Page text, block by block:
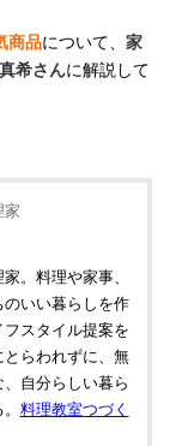
商品について、 家
希さんに解説して
家
。料理や家事、
いい暮らしを作
スタイル提案を
らわれずに、無
自分らしい暮ら
料理教室つづく